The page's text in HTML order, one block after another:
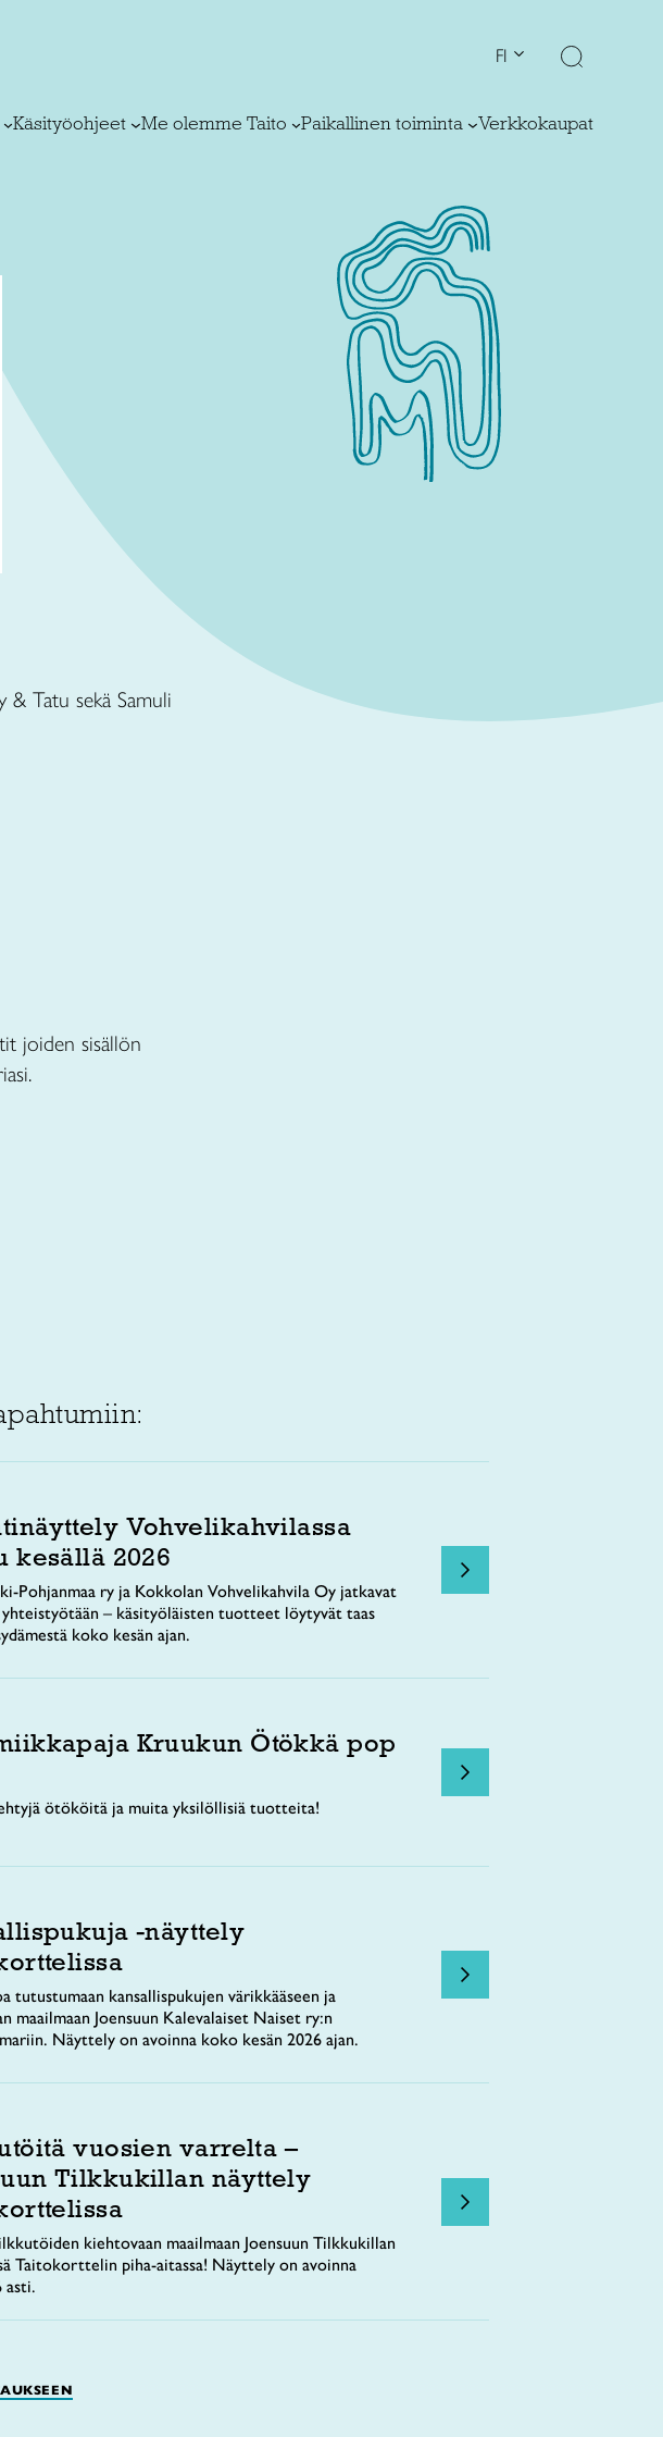
FI
Käsityöohjeet Me olemme Taito Paikallinen toiminta Verkkokaupat
& Tatu sekä Samuli
joiden sisällön
Vohvelikahvilassa
kesällä 2026
Pohjanmaa ry ja Kokkolan Vohvelikahvila Oy jatkavat
– käsityöläisten tuotteet löytyvät taas
koko kesän ajan.
Kruukun Ötökkä pop
ötököitä ja muita yksilöllisiä tuotteita!
-näyttely
tutustumaan kansallispukujen värikkääseen ja
maailmaan Joensuun Kalevalaiset Naiset ry:n
Näyttely on avoinna koko kesän 2026 ajan.
vuosien varrelta –
Tilkkukillan näyttely
kiehtovaan maailmaan Joensuun Tilkkukillan
Taitokorttelin piha-aitassa! Näyttely on avoinna
asti.